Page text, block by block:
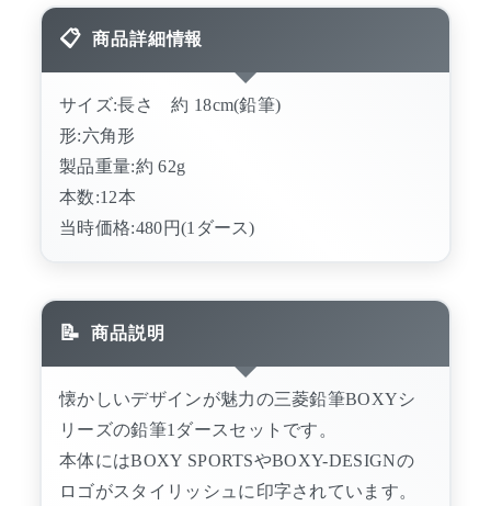
商品詳細情報
サイズ:長さ 約 18cm(鉛筆)
形:六角形
製品重量:約 62g
本数:12本
当時価格:480円(1ダース)
商品説明
懐かしいデザインが魅力の三菱鉛筆BOXYシ
リーズの鉛筆1ダースセットです。
本体にはBOXY SPORTSやBOXY-DESIGNの
ロゴがスタイリッシュに印字されています。